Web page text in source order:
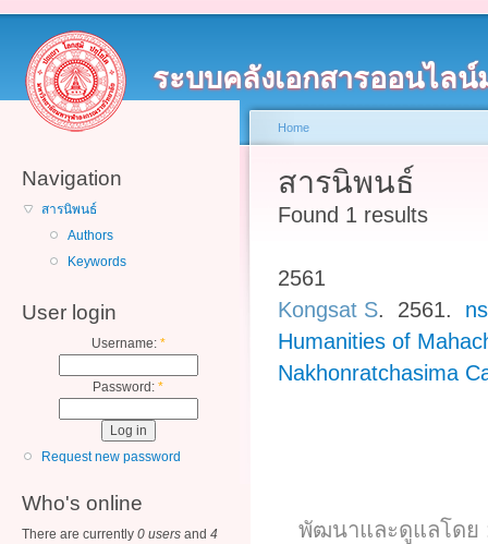
ระบบคลังเอกสารออนไล
Navigation
สารนิพนธ์
Authors
Keywords
User login
Username: *
Password: *
Request new password
Who's online
There are currently 0 users and 4
Home
สารนิพนธ์
Found 1 results
2561
Kongsat S. 2561.
Humanities of
Nakhonratchasima
พัฒนาและดูแลโดย